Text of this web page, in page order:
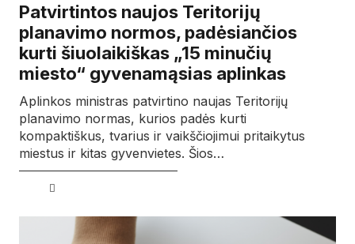
Patvirtintos naujos Teritorijų
planavimo normos, padėsiančios
kurti šiuolaikiškas „15 minučių
miesto“ gyvenamąsias aplinkas
Aplinkos ministras patvirtino naujas Teritorijų
planavimo normas, kurios padės kurti
kompaktiškus, tvarius ir vaikščiojimui pritaikytus
miestus ir kitas gyvenvietes. Šios…